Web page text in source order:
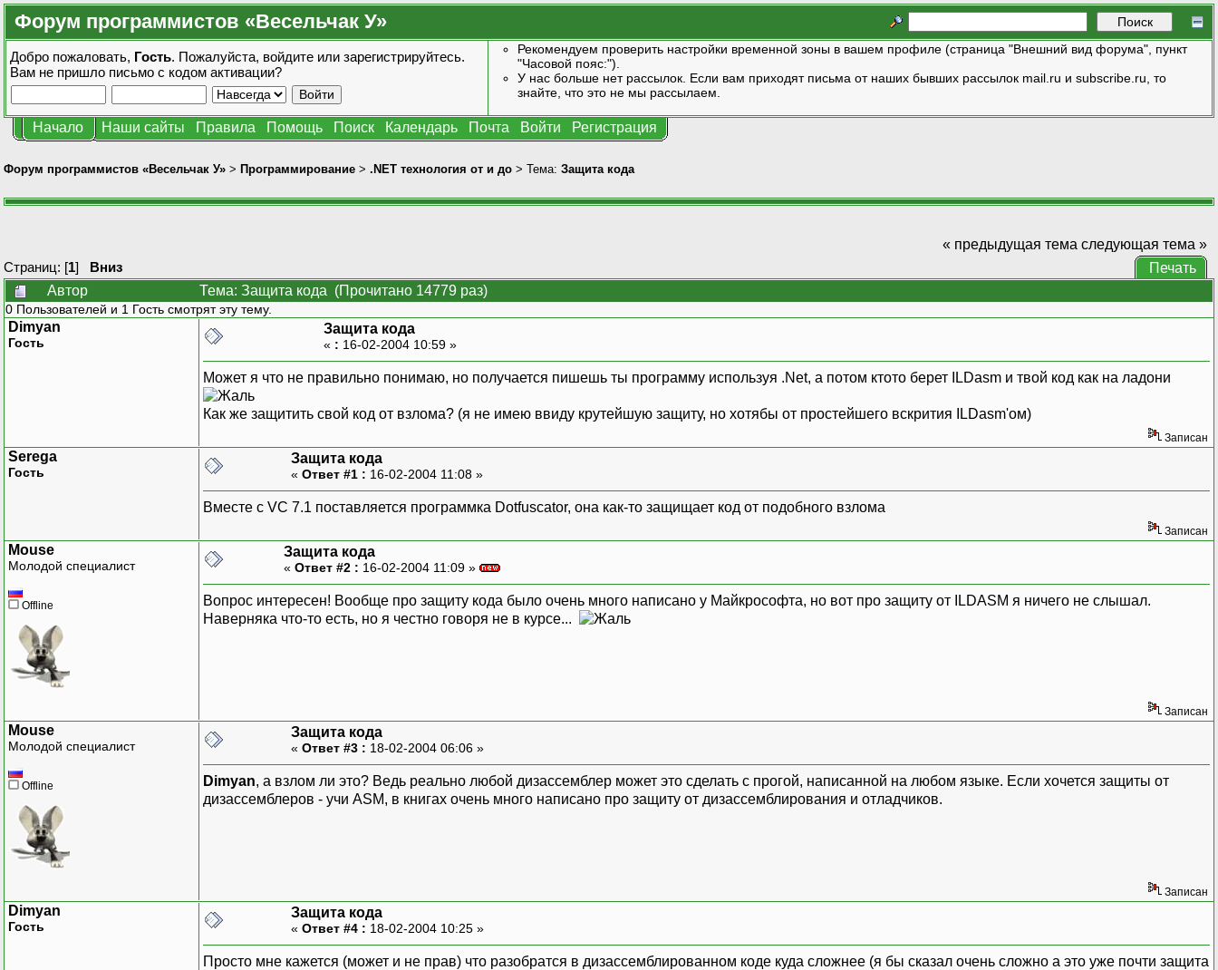
Форум программистов «Весельчак У»
Добро пожаловать, Гость. Пожалуйста, войдите или зарегистрируйтесь.
Вам не пришло письмо с кодом активации?
Рекомендуем проверить настройки временной зоны в вашем профиле (страница "Внешний вид форума", пункт
"Часовой пояс:").
У нас больше нет рассылок. Если вам приходят письма от наших бывших рассылок mail.ru и subscribe.ru, то
знайте, что это не мы рассылаем.
Начало Наши сайты Правила Помощь Поиск Календарь Почта Войти Регистрация
Форум программистов «Весельчак У» > Программирование > .NET технология от и до > Тема: Защита кода
Страниц: [1] Вниз
« предыдущая тема следующая тема »
Печать
Автор
Тема: Защита кода (Прочитано 14779 раз)
0 Пользователей и 1 Гость смотрят эту тему.
Dimyan
Гость
Защита кода
« : 16-02-2004 10:59 »
Может я что не правильно понимаю, но получается пишешь ты программу используя .Net, а потом ктото берет ILDasm и твой код как на ладони
Как же защитить свой код от взлома? (я не имею ввиду крутейшую защиту, но хотябы от простейшего вскрития ILDasm'ом)
Записан
Serega
Гость
Защита кода
« Ответ #1 : 16-02-2004 11:08 »
Вместе с VC 7.1 поставляется программка Dotfuscator, она как-то защищает код от подобного взлома
Записан
Mouse
Молодой специалист
Offline
Защита кода
« Ответ #2 : 16-02-2004 11:09 »
Вопрос интересен! Вообще про защиту кода было очень много написано у Майкрософта, но вот про защиту от ILDASM я ничего не слышал.
Наверняка что-то есть, но я честно говоря не в курсе...
Записан
Mouse
Молодой специалист
Offline
Защита кода
« Ответ #3 : 18-02-2004 06:06 »
Dimyan, а взлом ли это? Ведь реально любой дизассемблер может это сделать с прогой, написанной на любом языке. Если хочется защиты от
дизассемблеров - учи ASM, в книгах очень много написано про защиту от дизассемблирования и отладчиков.
Записан
Dimyan
Гость
Защита кода
« Ответ #4 : 18-02-2004 10:25 »
Просто мне кажется (может и не прав) что разобратся в дизассемблированном коде куда сложнее (я бы сказал очень сложно а это уже почти защита